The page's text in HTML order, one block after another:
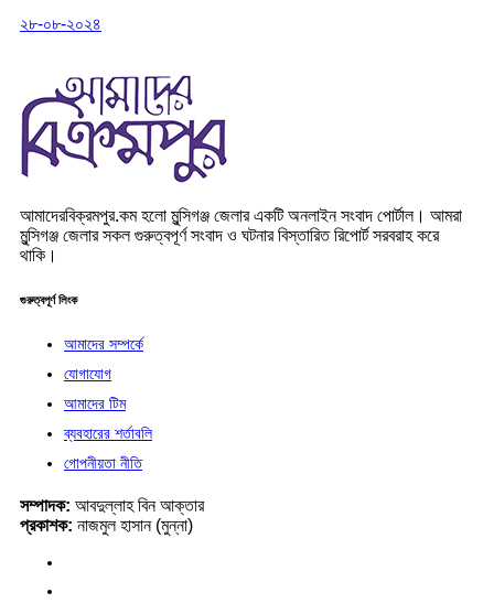
২৮-০৮-২০২৪
আমাদেরবিক্রমপুর.কম হলো মুন্সিগঞ্জ জেলার একটি অনলাইন সংবাদ পোর্টাল। আমরা
মুন্সিগঞ্জ জেলার সকল গুরুত্বপূর্ণ সংবাদ ও ঘটনার বিস্তারিত রিপোর্ট সরবরাহ করে
থাকি।
গুরুত্বপূর্ণ লিংক
আমাদের সম্পর্কে
যোগাযোগ
আমাদের টিম
ব্যবহারের শর্তাবলি
গোপনীয়তা নীতি
সম্পাদক: আবদুল্লাহ বিন আক্তার
প্রকাশক: নাজমুল হাসান (মুন্না)